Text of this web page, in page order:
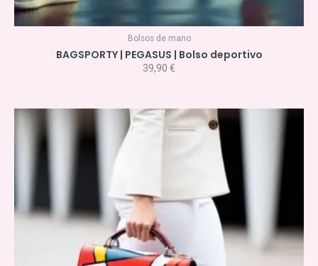
Bolsos de mano
BAGSPORTY | PEGASUS | Bolso deportivo
39,90 €